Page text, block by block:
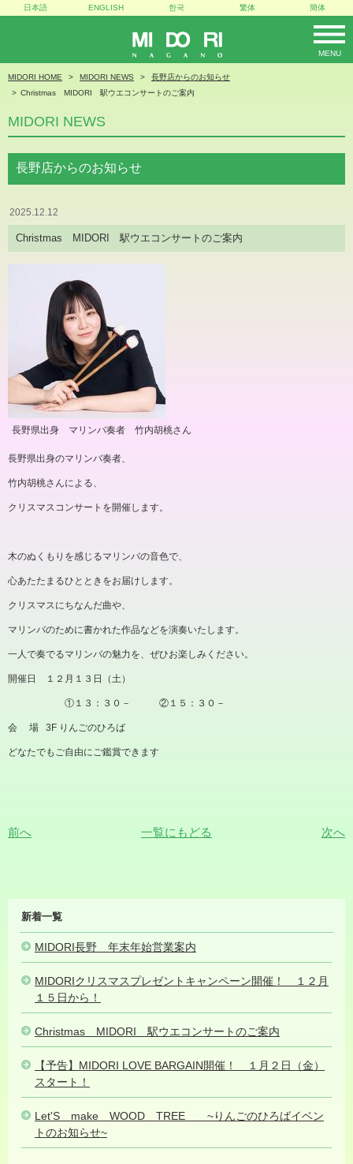
MIDORI
MENU
日本語 ENGLISH 한국 繁体 簡体
MIDORI HOME MIDORI NEWS
長野店からのお知らせ
Christmas MIDORI 駅ウエコンサートのご案内
MIDORI NEWS
長野店からのお知らせ
2025.12.12
Christmas MIDORI 駅ウエコンサートのご案内
長野県出身 マリンバ奏者 竹内胡桃さん
長野県出身のマリンバ奏者、
竹内胡桃さんによる、
クリスマスコンサートを開催します。
木のぬくもりを感じるマリンバの音色で、
心あたたまるひとときをお届けします。
クリスマスにちなんだ曲や、
マリンバのために書かれた作品などを演奏いたします。
一人で奏でるマリンバの魅力を、ぜひお楽しみください。
開催日 １２月１３日（土）
①１３：３０－ ②１５：３０－
会 場 3F りんごのひろば
どなたでもご自由にご鑑賞できます
前へ 一覧にもどる 次へ
MIDORI
NEWS
新着一覧
MIDORI長野 年末年始営業案内
MIDORIクリスマスプレゼントキャンペーン開催！ １２月
１５日から！
Christmas MIDORI 駅ウエコンサートのご案内
【予告】MIDORI LOVE BARGAIN開催！ １月２日（金）
スタート！
Let'S make WOOD TREE ~りんごのひろばイベン
トのお知らせ~